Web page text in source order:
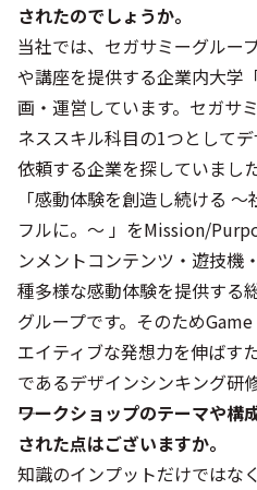
されたのでしょうか。
当社では、セガサミーグルー
や講座を提供する企業内大学
画・運営しています。セガサ
ネススキル科目の1つとして
依頼する企業を探していまし
「感動体験を創造し続ける
フルに。～ 」をMission/
ンメントコンテンツ・遊技機
種多様な感動体験を提供する
グループです。そのため
エイティブな発想力を伸ばす
であるデザインシンキング研
――ワークショップのテーマや
された点はございますか。
知識のインプットだけではな